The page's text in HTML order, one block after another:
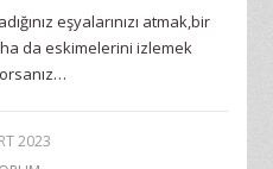
eşyalarınızı atmak,bir
da eskimelerini izlemek
2023